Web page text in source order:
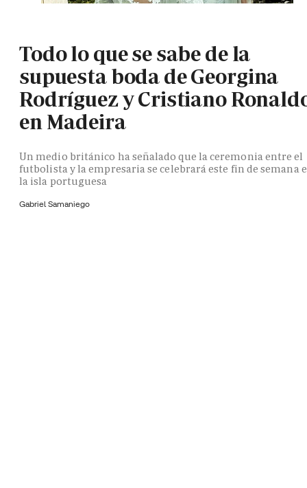
Todo lo que se sabe de la
supuesta boda de Georgina
Rodríguez y Cristiano
en Madeira
Un medio británico ha señalado que la ceremonia entre el
futbolista y la empresaria se celebrará este fin de semana
la isla portuguesa
Gabriel Samaniego